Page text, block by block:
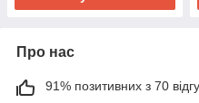
Про нас
91% позитивних з 70